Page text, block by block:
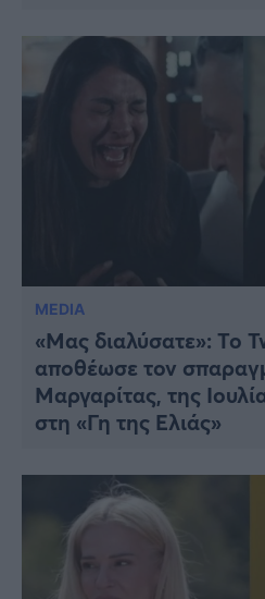
MEDIA
«Μας διαλύσατε»: Το
αποθέωσε τον
Μαργαρίτας, της
στη «Γη της Ελιάς»